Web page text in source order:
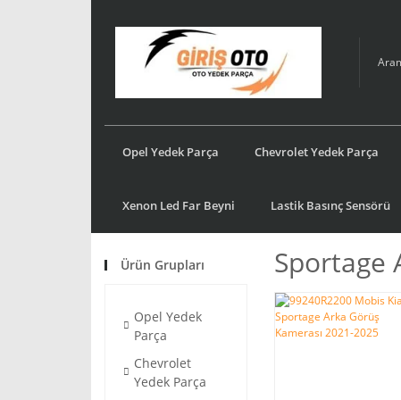
Opel Yedek Parça Chevrolet Yedek Parça
Xenon Led Far Beyni Lastik Basınç Sensörü
Ürün Grupları
Opel Yedek
Parça
Chevrolet
Yedek Parça
Sportage